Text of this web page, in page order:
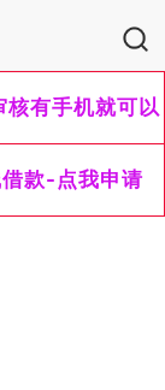
核有手机就可以
款-点我申请